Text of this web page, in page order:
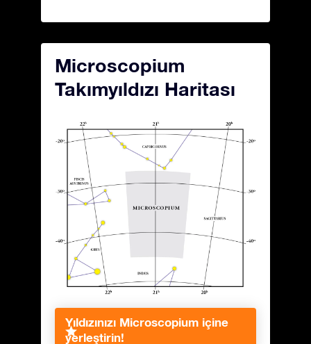
Microscopium
Takımyıldızı Haritası
Yıldızınızı Microscopium içine
yerleştirin!